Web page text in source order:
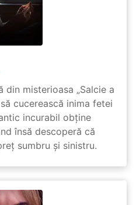
din misterioasa „Salcie a
cucerească inima fetei
incurabil obține
însă descoperă că
sumbru și sinistru.